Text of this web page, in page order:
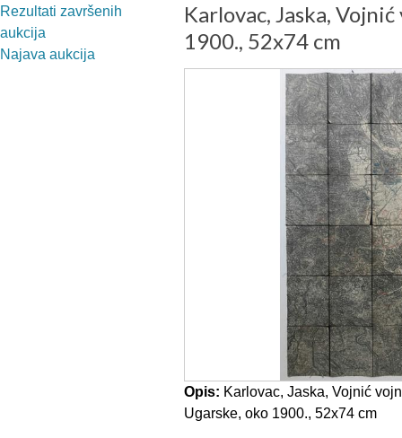
Rezultati završenih
aukcija
Najava aukcija
Karlovac, Jaska,
1900., 52x74 cm
Opis: Karlovac, Jaska, Vojnić
Ugarske, oko 1900., 52x74 cm